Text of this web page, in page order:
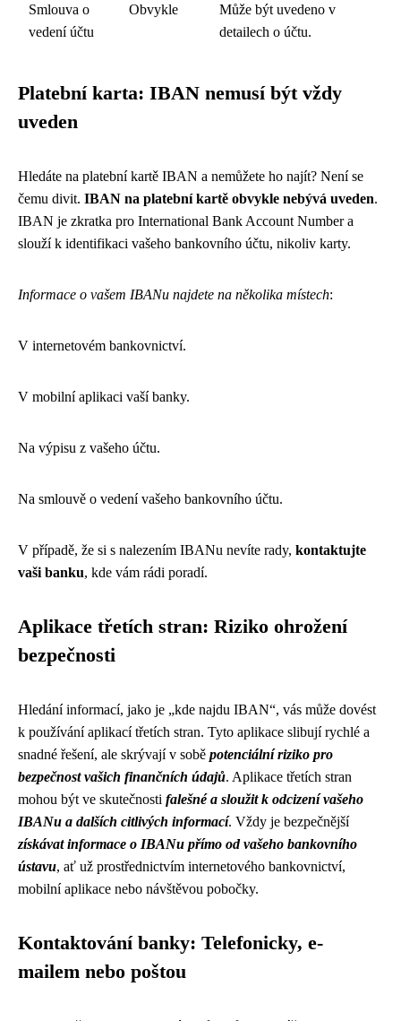
Smlouva o
vedení účtu
Obvykle
Může být uvedeno v
detailech o účtu.
Platební karta: IBAN nemusí být vždy
uveden
Hledáte na platební kartě IBAN a nemůžete ho najít? Není se
čemu divit. IBAN na platební kartě obvykle nebývá uveden.
IBAN je zkratka pro International Bank Account Number a
slouží k identifikaci vašeho bankovního účtu, nikoliv karty.
Informace o vašem IBANu najdete na několika místech:
V internetovém bankovnictví.
V mobilní aplikaci vaší banky.
Na výpisu z vašeho účtu.
Na smlouvě o vedení vašeho bankovního účtu.
V případě, že si s nalezením IBANu nevíte rady, kontaktujte
vaši banku, kde vám rádi poradí.
Aplikace třetích stran: Riziko ohrožení
bezpečnosti
Hledání informací, jako je „kde najdu IBAN“, vás může dovést
k používání aplikací třetích stran. Tyto aplikace slibují rychlé a
snadné řešení, ale skrývají v sobě potenciální riziko pro
bezpečnost vašich finančních údajů. Aplikace třetích stran
mohou být ve skutečnosti falešné a sloužit k odcizení vašeho
IBANu a dalších citlivých informací. Vždy je bezpečnější
získávat informace o IBANu přímo od vašeho bankovního
ústavu, ať už prostřednictvím internetového bankovnictví,
mobilní aplikace nebo návštěvou pobočky.
Kontaktování banky: Telefonicky, e-
mailem nebo poštou